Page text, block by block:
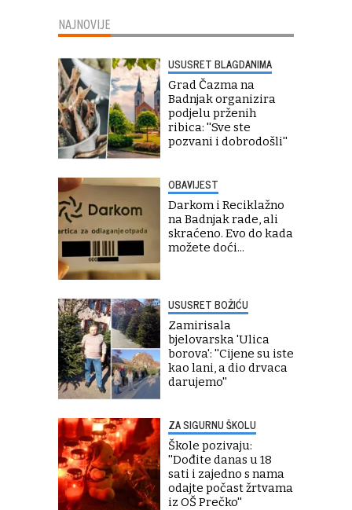
NAJNOVIJE
USUSRET BLAGDANIMA
Grad Čazma na
Badnjak organizira
podjelu prženih
ribica: ''Sve ste
pozvani i dobrodošli''
OBAVIJEST
Darkom i Reciklažno
na Badnjak rade, ali
skraćeno. Evo do kada
možete doći...
USUSRET BOŽIĆU
Zamirisala
bjelovarska 'Ulica
borova': ''Cijene su iste
kao lani, a dio drvaca
darujemo''
ZA SIGURNU ŠKOLU
Škole pozivaju:
''Dođite danas u 18
sati i zajedno s nama
odajte počast žrtvama
iz OŠ Prečko''